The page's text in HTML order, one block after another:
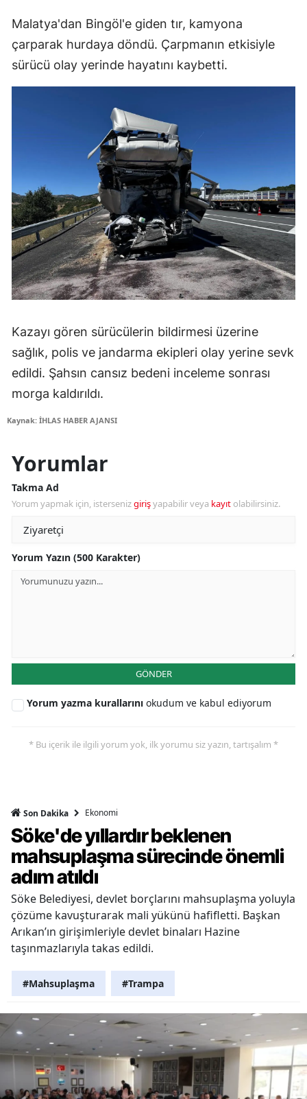
Malatya'dan Bingöl'e giden tır, kamyona
çarparak hurdaya döndü. Çarpmanın etkisiyle
sürücü olay yerinde hayatını kaybetti.
Kazayı gören sürücülerin bildirmesi üzerine
sağlık, polis ve jandarma ekipleri olay yerine sevk
edildi. Şahsın cansız bedeni inceleme sonrası
morga kaldırıldı.
Kaynak: İHLAS HABER AJANSI
Yorumlar
Takma Ad
Yorum yapmak için, istersenizgirişyapabilir veya kayıt olabilirsiniz.
Yorum Yazın (500 Karakter)
GÖNDER
Yorum yazma kurallarını okudum ve kabul ediyorum
* Bu içerik ile ilgili yorum yok, ilk yorumu siz yazın, tartışalım *
Son Dakika Ekonomi
Söke'de yıllardır beklenen
mahsuplaşma sürecinde önemli
adım atıldı
Söke Belediyesi, devlet borçlarını mahsuplaşma yoluyla
çözüme kavuşturarak mali yükünü hafifletti. Başkan
Arıkan’ın girişimleriyle devlet binaları Hazine
taşınmazlarıyla takas edildi.
#Mahsuplaşma #Trampa